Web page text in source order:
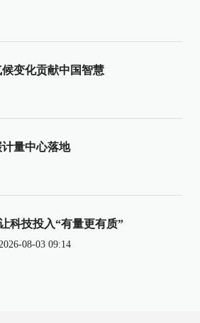
变化贡献中国智慧
量中心落地
科技投入“有量更有质”
2026-08-03 09:14